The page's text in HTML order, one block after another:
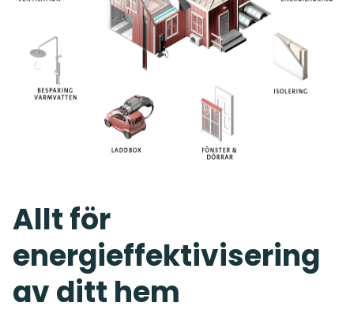
Allt för
energieffektivisering
av ditt hem